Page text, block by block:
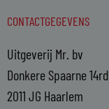
CONTACTGEGEVENS
Uitgeverij Mr. bv
Donkere Spaarne 14rd
2011 JG Haarlem